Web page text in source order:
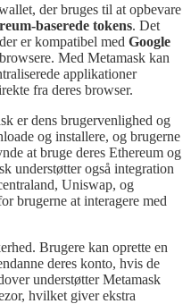
der bruges til at opbevare
baserede tokens. Det
er kompatibel med Google
Med Metamask kan
applikationer
fra deres browser.
er dens brugervenlighed og
og installere, og brugerne
at bruge deres Ethereum og
understøtter også integration
Uniswap, og
brugerne at interagere med
Brugere kan oprette en
deres konto, hvis de
understøtter Metamask
hvilket giver ekstra